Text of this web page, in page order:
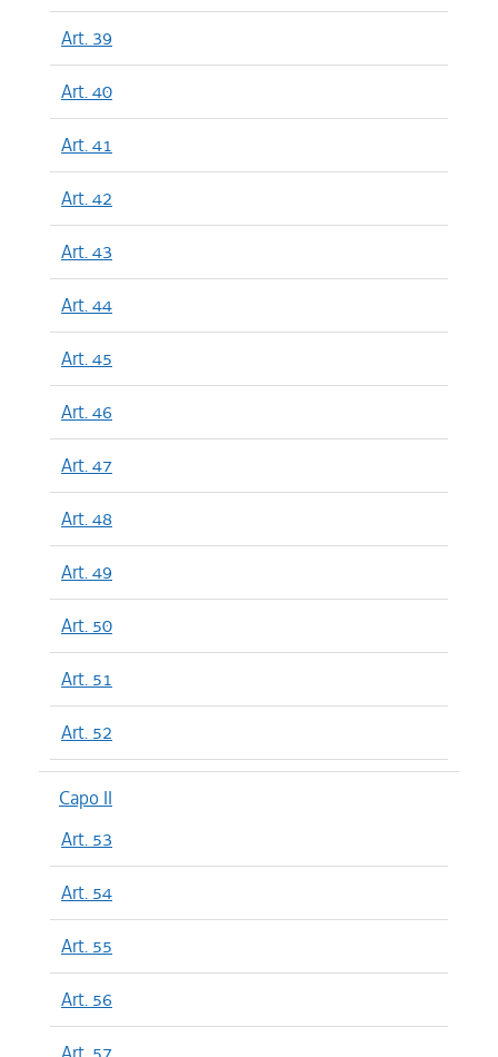
Art. 39
Art. 40
Art. 41
Art. 42
Art. 43
Art. 44
Art. 45
Art. 46
Art. 47
Art. 48
Art. 49
Art. 50
Art. 51
Art. 52
Capo II
Art. 53
Art. 54
Art. 55
Art. 56